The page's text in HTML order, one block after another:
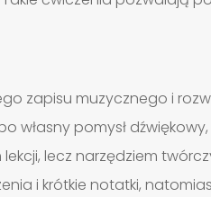
zapisu muzycznego i
własny pomysł
lecz narzędziem
i krótkie notatki,